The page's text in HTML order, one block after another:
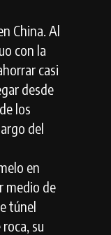
China. Al
con la
casi
desde
los
del
en
medio de
túnel
su